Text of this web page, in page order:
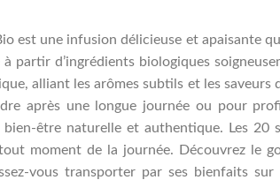
est une infusion délicieuse et apaisante
partir d’ingrédients biologiques
alliant les arômes subtils et les saveurs
après une longue journée ou pour
être naturelle et authentique. Les 20
moment de la journée. Découvrez le
vous transporter par ses bienfaits